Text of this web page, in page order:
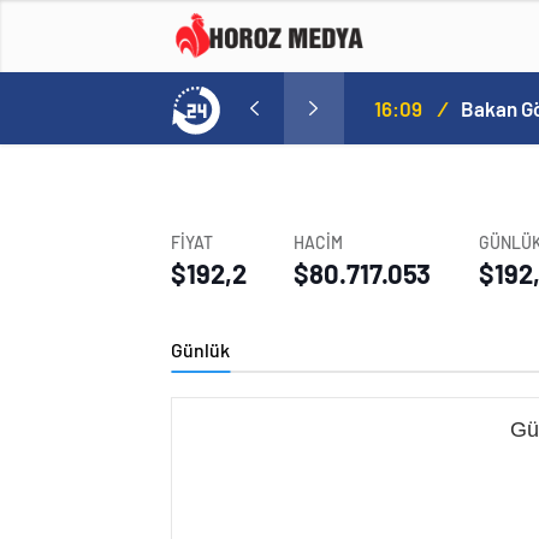
16:09 /
FİYAT
$192,2
HACİM
$80.717.053
Günlük